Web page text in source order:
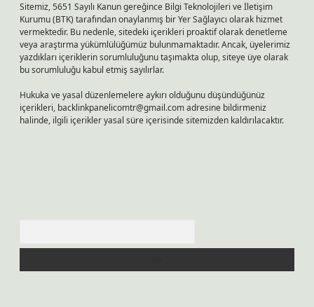
Sitemiz, 5651 Sayılı Kanun gereğince Bilgi Teknolojileri ve İletişim
Kurumu (BTK) tarafından onaylanmış bir Yer Sağlayıcı olarak hizmet
vermektedir. Bu nedenle, sitedeki içerikleri proaktif olarak denetleme
veya araştırma yükümlülüğümüz bulunmamaktadır. Ancak, üyelerimiz
yazdıkları içeriklerin sorumluluğunu taşımakta olup, siteye üye olarak
bu sorumluluğu kabul etmiş sayılırlar.
Hukuka ve yasal düzenlemelere aykırı olduğunu düşündüğünüz
içerikleri, backlinkpanelicomtr@gmail.comadresine bildirmeniz
halinde, ilgili içerikler yasal süre içerisinde sitemizden kaldırılacaktır.